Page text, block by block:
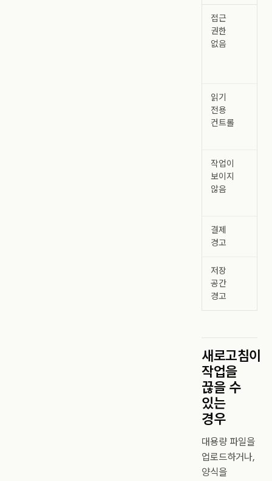
접근
권한
없음
읽기
전용
컨트롤
작업이
보이지
않음
결제
경고
저장
공간
경고
새로고침이
작업을
끊을 수
있는
경우
대용량 파일을
업로드하거나,
양식을